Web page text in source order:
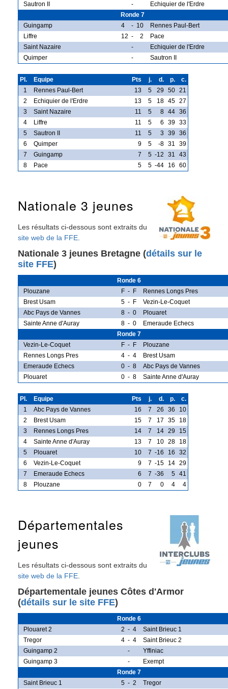
Sautron II
-
Echiquier de l'Erdre
Ronde 7
Guingamp
4 - 10
Rennes Paul-Bert
Liffre
12 - 2
Pace
Saint Nazaire
-
Echiquier de l'Erdre
Quimper
- Sautron II
Pl. Equipe Pts j. d. p.
c.
1
Rennes Paul-Bert 13 5 29 50 21
2
Echiquier de l'Erdre 13 5 18 45 27
3
Saint Nazaire 11 5 8 44 36
4
Liffre 11 5 6 39 33
5
Sautron II 11 5 3 39
36
6
Quimper 9 5 -8 31
39
7
Guingamp 7 5 -12 31
43
8
Pace 5 5 -44 16 60
Nationale 3 jeunes
Les résultats ci-dessous sont extraits du
site web de la FFE
Nationale 3 jeunes Bretagne (détails sur le
site FFE)
Ronde 6
Plouzane
F - F
Rennes Longs Pres
Brest Usam
5 - F
Vezin-Le-Coquet
Abc Pays de Vannes
8 - 0
Plouaret
Sainte Anne d'Auray
8 - 0
Emeraude Echecs
Ronde 7
Vezin-Le-Coquet
F - F
Plouzane
Rennes Longs Pres
4 - 4
Brest Usam
Emeraude Echecs
0 - 8
Abc Pays de Vannes
Plouaret
0 - 8 Sainte Anne d'Auray
Pl. Equipe Pts j. d. p.
c.
1
Abc Pays de Vannes 16 7 26 36
10
2
Brest Usam 15 7 17 35
18
3
Rennes Longs Pres 14 7 14 29
15
4
Sainte Anne d'Auray 13 7 10 28
18
5
Plouaret 10 7 -16 16
32
6
Vezin-Le-Coquet 9 7 -15 14 29
7
Emeraude Echecs 6 7 -36 5 41
8
Plouzane 0 7 0 4 4
Départementales
jeunes
Les résultats ci-dessous sont extraits du
site web de la FFE
Départementale jeunes Côtes d'Armor
(détails sur le site FFE)
Ronde 6
Plouaret 2
2 - 4
Saint Brieuc 1
Tregor
4 - 4
Saint Brieuc 2
Guingamp 2
-
Yffiniac
Guingamp 3
-
Exempt
Ronde 7
Saint Brieuc 1
5 - 2
Tregor